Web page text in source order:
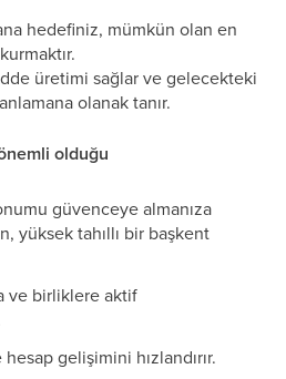
hedefiniz, mümkün olan en
üretimi sağlar ve gelecekteki
olanak tanır.
olduğu
güvenceye almanıza
yüksek tahıllı bir başkent
ve birliklere aktif
gelişimini hızlandırır.